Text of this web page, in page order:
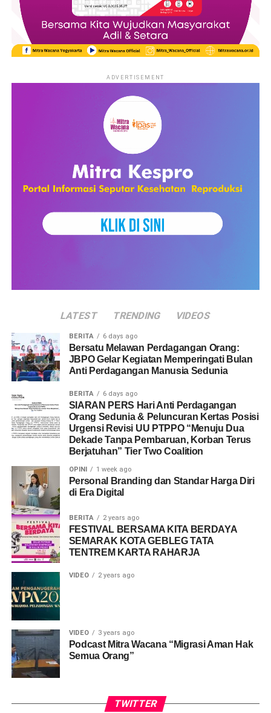
ADVERTISEMENT
LATEST TRENDING VIDEOS
BERITA 6 days ago
Bersatu Melawan Perdagangan Orang:
JBPO Gelar Kegiatan Memperingati Bulan
Anti Perdagangan Manusia Sedunia
BERITA 6 days ago
SIARAN PERS Hari Anti Perdagangan
Orang Sedunia & Peluncuran Kertas Posisi
Urgensi Revisi UU PTPPO “Menuju Dua
Dekade Tanpa Pembaruan, Korban Terus
Berjatuhan” Tier Two Coalition
OPINI 1 week ago
Personal Branding dan Standar Harga Diri
di Era Digital
BERITA 2 years ago
FESTIVAL BERSAMA KITA BERDAYA
SEMARAK KOTA GEBLEG TATA
TENTREM KARTA RAHARJA
VIDEO 2 years ago
VIDEO 3 years ago
Podcast Mitra Wacana “Migrasi Aman Hak
Semua Orang”
TWITTER